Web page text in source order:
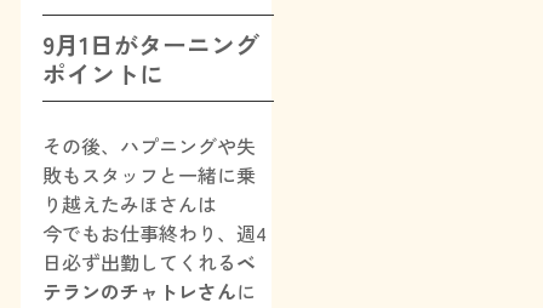
9月1日がターニング
ポイントに
その後、ハプニングや失
敗もスタッフと一緒に乗
り越えたみほさんは
今でもお仕事終わり、週4
日必ず出勤してくれるベ
テランのチャトレさんに